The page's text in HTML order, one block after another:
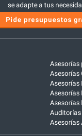
se adapte a tus
Pide presupuestos
Asesorías
Asesorías
Asesorías
Asesorías
Asesorías
Auditorías
Asesorías